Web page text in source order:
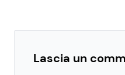
Lascia un